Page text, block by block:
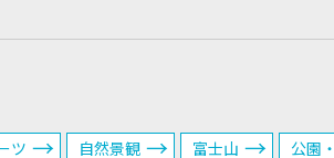
ツ 自然景観 富士山 公園